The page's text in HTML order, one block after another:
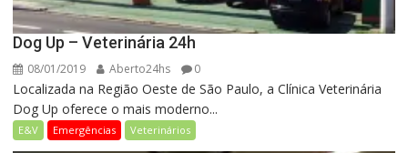
Dog Up – Veterinária 24h
08/01/2019 Aberto24hs 0
Localizada na Região Oeste de São Paulo, a Clínica Veterinária
Dog Up oferece o mais moderno...
E&V Emergências Veterinários